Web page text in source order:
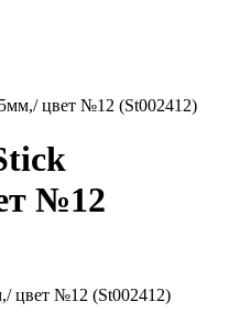
цвет №12 (St002412)
№12